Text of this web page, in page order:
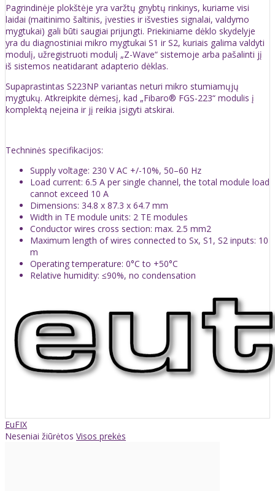
Pagrindinėje plokštėje yra varžtų gnybtų rinkinys, kuriame visi
laidai (maitinimo šaltinis, įvesties ir išvesties signalai, valdymo
mygtukai) gali būti saugiai prijungti. Priekiniame dėklo skydelyje
yra du diagnostiniai mikro mygtukai S1 ir S2, kuriais galima valdyti
modulį, užregistruoti modulį „Z-Wave“ sistemoje arba pašalinti jį
iš sistemos neatidarant adapterio dėklas.
Supaprastintas S223NP variantas neturi mikro stumiamųjų
mygtukų. Atkreipkite dėmesį, kad „Fibaro® FGS-223“ modulis į
komplektą neįeina ir jį reikia įsigyti atskirai.
Techninės specifikacijos:
Supply voltage: 230 V AC +/-10%, 50–60 Hz
Load current: 6.5 A per single channel, the total module load
cannot exceed 10 A
Dimensions: 34.8 x 87.3 x 64.7 mm
Width in TE module units: 2 TE modules
Conductor wires cross section: max. 2.5 mm2
Maximum length of wires connected to Sx, S1, S2 inputs: 10
m
Operating temperature: 0°C to +50°C
Relative humidity: ≤90%, no condensation
EuFIX
Neseniai žiūrėtos Visos prekės